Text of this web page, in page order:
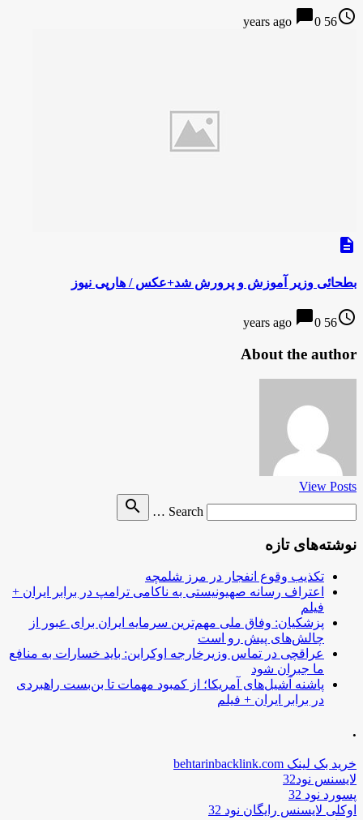
access_time
56 years ago
chat_bubble0
description
بطحائی وزیر آموزش و پرورش شد+عکس / هارپی نیوز
access_time
56 years ago
chat_bubble0
About the author
View Posts
Search …
search
نوشته‌های تازه
تکذیب وقوع انفجار در مرز شلمچه
اعتراف رسانه صهیونیستی به ناکامی ترامپ در برابر ایران +
فیلم
پزشکیان: وفاق ملی مهم‌ترین سرمایه ایران برای عبور از
چالش‌های پیش رو است
عراقچی در تماس وزیرخارجه اوکراین: باید خسارات به منافع
ما جبران شود
پاشنه آشیل‌های آمریکا؛ از کمبود مهمات تا بن‌بست راهبردی
در برابر ایران + فیلم
.
خرید بک لینک behtarinbacklink.com
لایسنس نود32
پسورد نود 32
اوکلی لایسنس رایگان نود 32